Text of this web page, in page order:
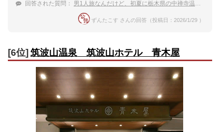
回答された質問： 男1人旅なんだけど、初夏に栃木県の中禅寺温泉で高い高級な宿に泊まりたい。おすすめをよろしく！
ずんたこす さんの回答（投稿日：2026/1/29 ）
[6位] 筑波山温泉 筑波山ホテル 青木屋